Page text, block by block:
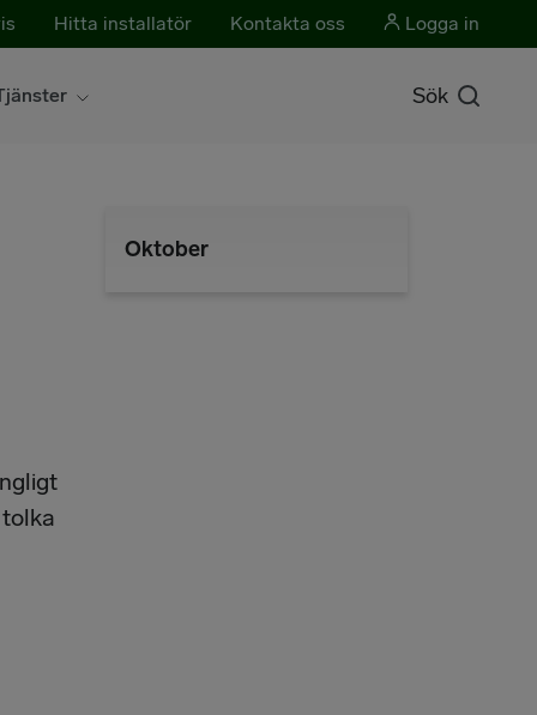
Hitta installatör Kontakta oss Logga in
Sök
Oktober